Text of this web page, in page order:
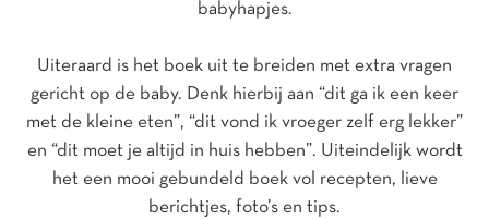
babyhapjes.
Uiteraard is het boek uit te breiden met extra vragen
gericht op de baby. Denk hierbij aan “dit ga ik een keer
met de kleine eten”, “dit vond ik vroeger zelf erg lekker”
en “dit moet je altijd in huis hebben”. Uiteindelijk wordt
het een mooi gebundeld boek vol recepten, lieve
berichtjes, foto’s en tips.